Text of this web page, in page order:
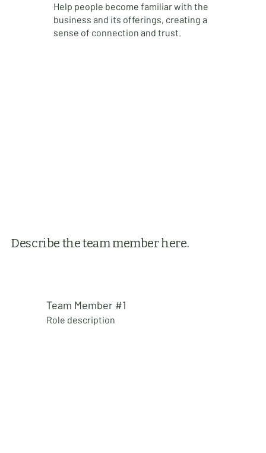
Help people become familiar with the
business and its offerings, creating a
sense of connection and trust.
Describe the team member here.
Team Member #1
Role description